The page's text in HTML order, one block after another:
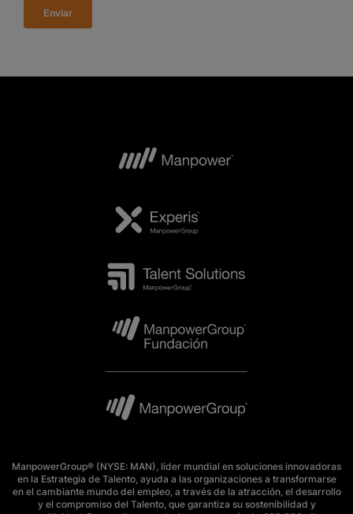
ManpowerGroup® (NYSE: MAN), líder mundial en soluciones innovadoras
en la Estrategia de Talento, ayuda a las organizaciones a transformarse
en el cambiante mundo del empleo, a través de la atracción, el desarrollo
y el compromiso del Talento, que garantiza su sostenibilidad y